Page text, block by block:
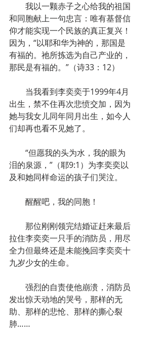
我以一颗赤子之心给我的祖国
和同胞献上一句忠言：唯有基督信
仰才能实现一个民族的真正复兴！
因为，“以耶和华为神的，那国是
有福的。祂所拣选为自己产业的，
那民是有福的。”（诗33：12）
当我看到李奕奕于1999年4月
出生，禁不住再次悲愤交加，因为
她与我女儿同年同月出生，如今人
们却再也看不见她了。
“但愿我的头为水，我的眼为
泪的泉源，”（耶9:1）为李奕奕以
及和她同样命运的孩子们哭泣。
醒醒吧，我的同胞！
那位刚刚领完结婚证赶来最后
拉住李奕奕一只手的消防员，用尽
全力但最终还是未能挽回李奕奕十
九岁少女的生命。
强烈的自责使他崩溃，消防员
发出惊天动地的哭号，那样的无
助、那样的悲怆、那样的撕心裂
肺……